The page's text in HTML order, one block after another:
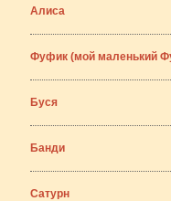
Алиса
Фуфик (мой маленький
Буся
Банди
Сатурн